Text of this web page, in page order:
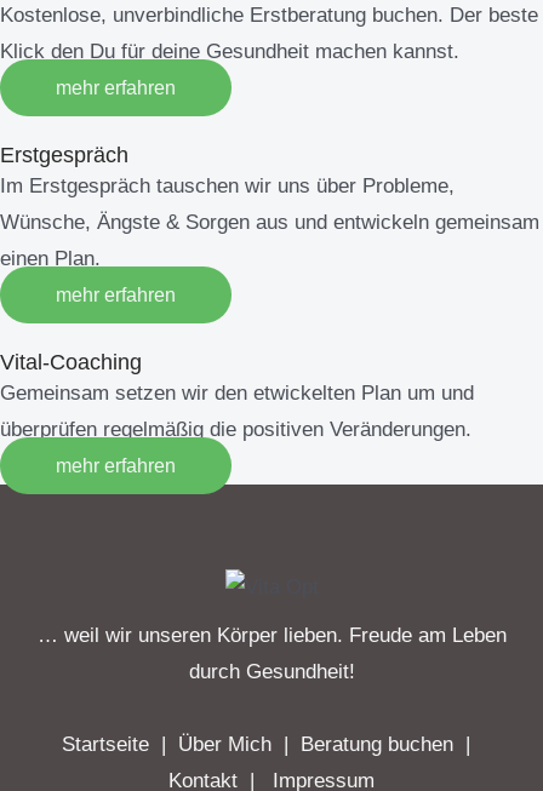
Kostenlose, unverbindliche Erstberatung buchen. Der beste
Klick den Du für deine Gesundheit machen kannst.
mehr erfahren
Erstgespräch
Im Erstgespräch tauschen wir uns über Probleme,
Wünsche, Ängste & Sorgen aus und entwickeln gemeinsam
einen Plan.
mehr erfahren
Vital-Coaching
Gemeinsam setzen wir den etwickelten Plan um und
überprüfen regelmäßig die positiven Veränderungen.
mehr erfahren
… weil wir unseren Körper lieben. Freude am Leben
durch Gesundheit!
Startseite | Über Mich | Beratung buchen |
Kontakt | Impressum